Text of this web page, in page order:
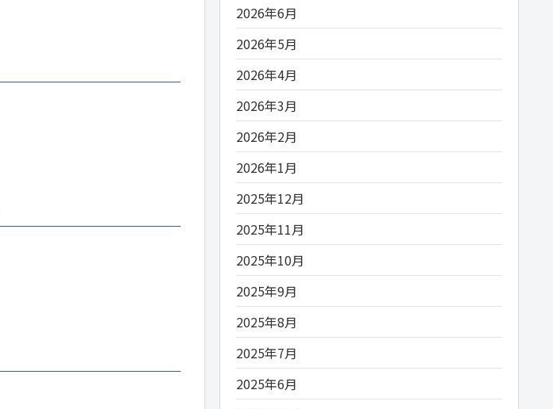
2026年6月
2026年5月
2026年4月
2026年3月
2026年2月
2026年1月
2025年12月
2025年11月
2025年10月
2025年9月
2025年8月
2025年7月
2025年6月